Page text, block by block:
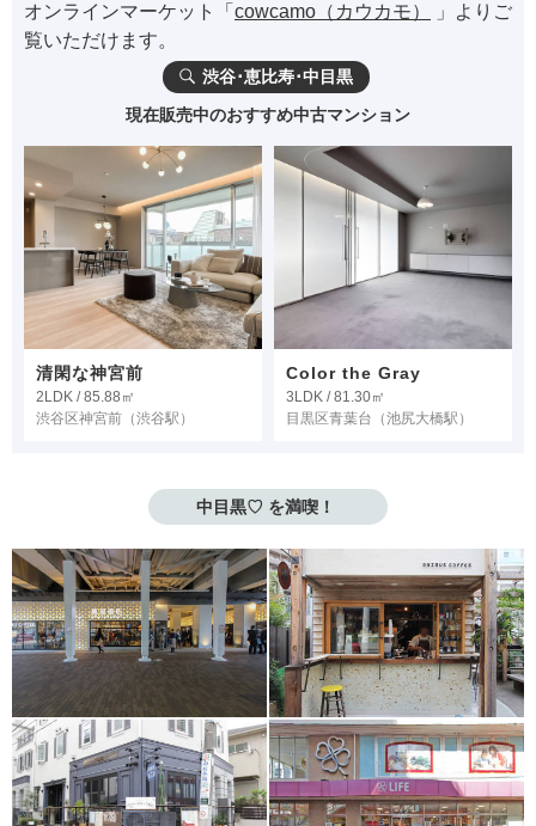
オンラインマーケット「 cowcamo（カウカモ）
」よりご
覧いただけます。
渋谷･恵比寿･中目黒
現在販売中のおすすめ中古マンション
清閑な神宮前
2LDK / 85.88㎡
渋谷区神宮前 （渋谷駅）
Color the Gray
3LDK / 81.30㎡
目黒区青葉台 （池尻大橋駅）
中目黒♡ を満喫！